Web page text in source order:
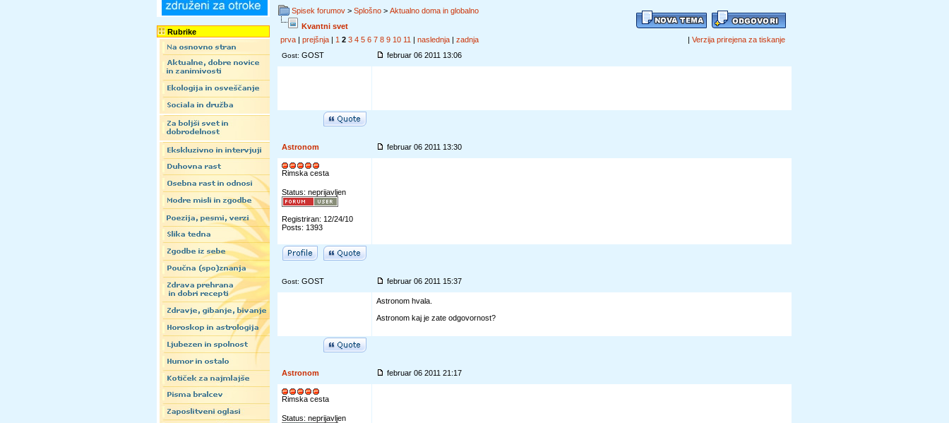
Rubrike
Spisek forumov > Splošno > Aktualno doma in globalno
Kvantni svet
prva | prejšnja | 1 2 3 4 5 6 7 8 9 10 11 | naslednja | zadnja | Verzija prirejena za tiskanje
Gost: GOST februar 06 2011 13:06
Astronom februar 06 2011 13:30
Rimska cesta
Status: neprijavljen
Registriran: 12/24/10
Posts: 1393
Gost: GOST februar 06 2011 15:37
Astronom hvala.
Astronom kaj je zate odgovornost?
Astronom februar 06 2011 21:17
Rimska cesta
Status: neprijavljen